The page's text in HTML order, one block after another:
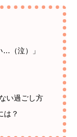
…（泣）」
い過ごし方
は？